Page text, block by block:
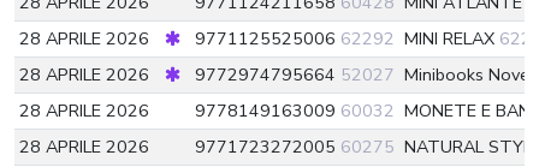
28 APRILE 2026
9771125525006 62292 MINI RELAX
28 APRILE 2026
9772974795664 52027 Minibooks
28 APRILE 2026
9778149163009 60032 MONETE E
28 APRILE 2026
9771723272005 60275 NATURAL